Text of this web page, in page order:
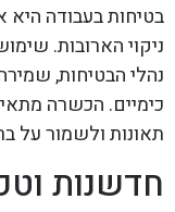
בטיחות בעבודה היא
ניקוי הארובות.
נהלי הבטיחות,
כימיים. הכשרה
תאונות ולשמור על
חדשנות